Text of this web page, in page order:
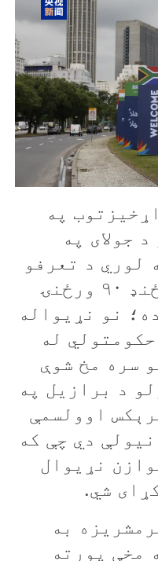
په
جولای په
لوري د تعرفو
د ډيرولو پرېکړې د ځنډ ۹۰ ورځنۍ
نو نړيواله
له
سره مخ شوې
د برازيل په
اوولسمې
دي چې که
نړيوال
شي.
به
مخې پورته